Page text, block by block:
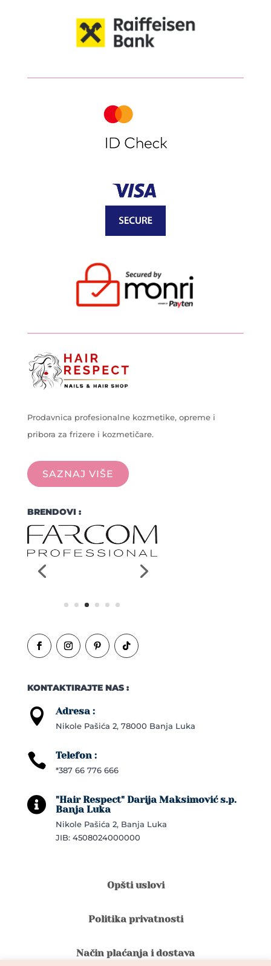
Prodavnica profesionalne kozmetike, opreme i
pribora za frizere i kozmetičare.
SAZNAJ VIŠE
BRENDOVI :
KONTAKTIRAJTE NAS :
 Adresa :
Nikole Pašića 2, 78000 Banja Luka
 Telefon :
*387 66 776 666

"Hair Respect" Darija Maksimović s.p.
Banja Luka
Nikole Pašića 2, Banja Luka
JIB: 4508024000000
Opšti uslovi
Politika privatnosti
Način plaćanja i dostava